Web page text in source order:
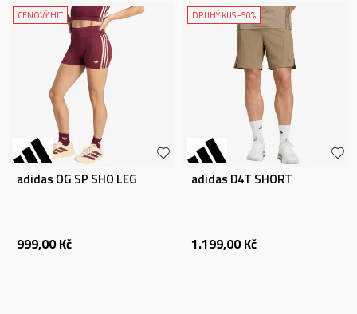
CENOVÝ HIT
adidas OG SP SHO LEG
999,00 Kč
DRUHÝ KUS -50%
adidas D4T SHORT
1.199,00 Kč